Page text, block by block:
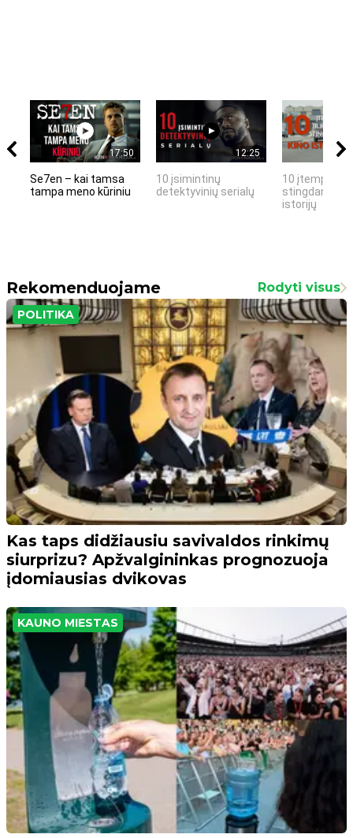
17:50
Se7en – kai tamsa
tampa meno kūriniu
12:25
10 įsimintinų
detektyvinių serialų
10 įtemptų,
stingdančių
istorijų
Rekomenduojame Rodyti visus
POLITIKA
Kas taps didžiausiu savivaldos rinkimų
siurprizu? Apžvalgininkas prognozuoja
įdomiausias dvikovas
KAUNO MIESTAS